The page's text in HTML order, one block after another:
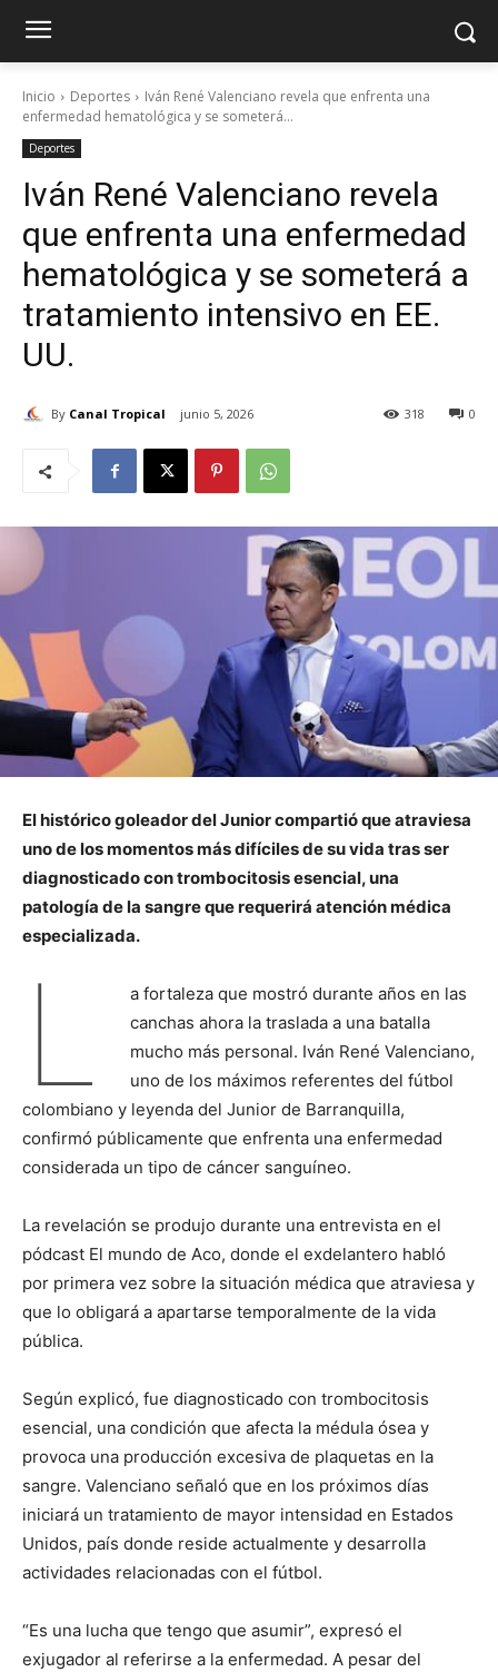
Inicio Deportes
Iván René Valenciano revela que enfrenta una
enfermedad hematológica y se someterá...
Deportes
Iván René Valenciano revela
que enfrenta una enfermedad
hematológica y se someterá a
tratamiento intensivo en EE.
UU.
By Canal Tropical junio 5, 2026 0
318
El histórico goleador del Junior compartió que atraviesa
uno de los momentos más difíciles de su vida tras ser
diagnosticado con trombocitosis esencial, una
patología de la sangre que requerirá atención médica
especializada.
L
a fortaleza que mostró durante años en las
canchas ahora la traslada a una batalla
mucho más personal. Iván René Valenciano,
uno de los máximos referentes del fútbol
colombiano y leyenda del Junior de Barranquilla,
confirmó públicamente que enfrenta una enfermedad
considerada un tipo de cáncer sanguíneo.
La revelación se produjo durante una entrevista en el
pódcast El mundo de Aco, donde el exdelantero habló
por primera vez sobre la situación médica que atraviesa y
que lo obligará a apartarse temporalmente de la vida
pública.
Según explicó, fue diagnosticado con trombocitosis
esencial, una condición que afecta la médula ósea y
provoca una producción excesiva de plaquetas en la
sangre. Valenciano señaló que en los próximos días
iniciará un tratamiento de mayor intensidad en Estados
Unidos, país donde reside actualmente y desarrolla
actividades relacionadas con el fútbol.
“Es una lucha que tengo que asumir”, expresó el
exjugador al referirse a la enfermedad. A pesar del